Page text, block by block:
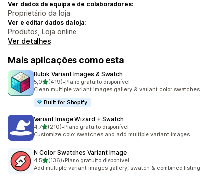
Ver dados da equipa e de colaboradores:
Proprietário da loja
Ver e editar dados da loja:
Produtos, Loja online
Ver detalhes
Mais aplicações como esta
Rubik Variant Images & Swatch
5,0de 5 estrelas
(419)
419 total de avaliações
•Plano gratuito disponível
Clean multiple variant images gallery & variant color swatches
Built for Shopify
Variant Image Wizard + Swatch
4,7de 5 estrelas
(210)
210 total de avaliações
•Plano gratuito disponível
Customize color swatches and add multiple variant images
N Color Swatches Variant Image
4,5de 5 estrelas
(136)
136 total de avaliações
•Plano gratuito disponível
Add multiple variant images gallery, swatch & combined listing